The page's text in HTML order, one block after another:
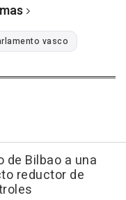
vasco
de Bilbao a una
reductor de